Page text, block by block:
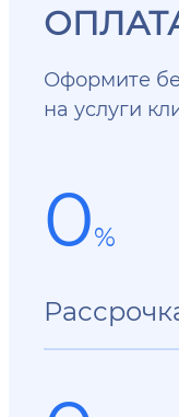
Оформите
на услуги
0%